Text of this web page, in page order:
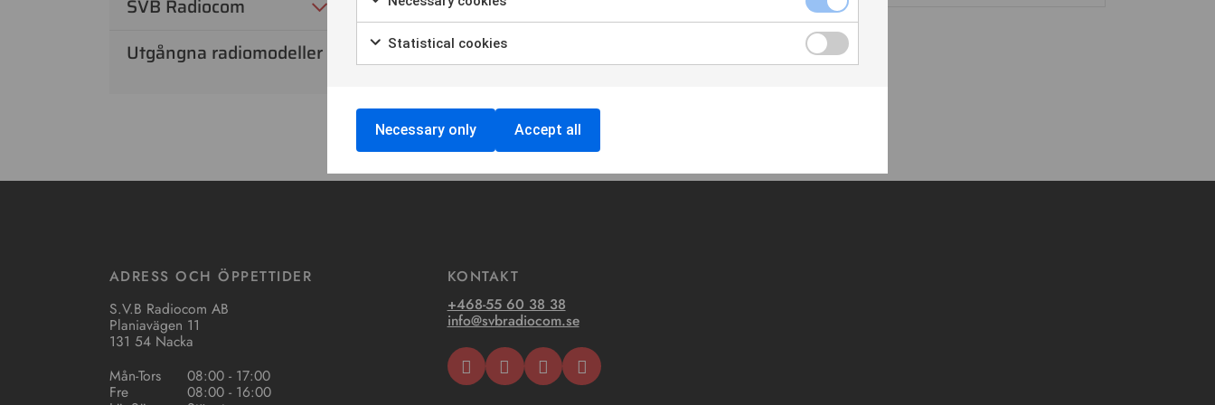
SVB Radiocom
Utgångna radiomodeller
Showing1-3of 3
ADRESS OCH ÖPPETTIDER
S.V.B Radiocom AB
Planiavägen 11
131 54 Nacka
Mån-Tors
08:00 - 17:00
Fre 08:00 - 16:00
KONTAKT
+468-55 60 38 38
info@svbradiocom.se
Statistical cookies
Necessary only Accept all